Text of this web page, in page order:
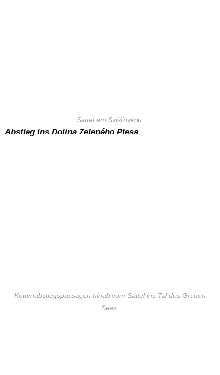
Sattel am Svišťovkou.
Abstieg ins Dolina Zeleného Plesa
Kettenabstiegspassagen hinab vom Sattel ins Tal des Grünen
Sees.